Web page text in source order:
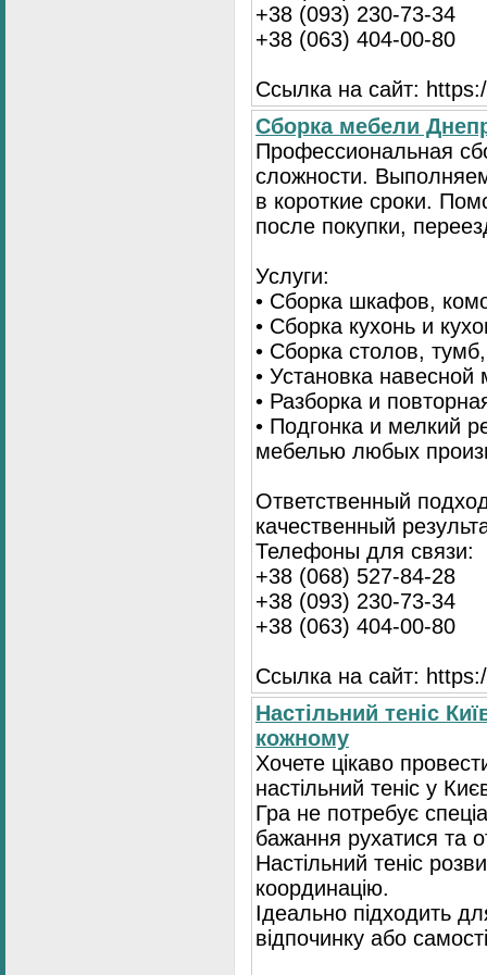
+38 (093) 230-73-34
+38 (063) 404-00-80
Ссылка на сайт:
Сборка мебели
Профессиональная
сложности.
в короткие сроки.
после покупки,
Услуги:
• Сборка шкафов,
• Сборка кухонь и
• Сборка столов,
• Установка
• Разборка и
• Подгонка и мелкий
мебелью любых
Ответственный
качественный
Телефоны для связи:
+38 (068) 527-84-28
+38 (093) 230-73-34
+38 (063) 404-00-80
Ссылка на сайт:
Настільний теніс
кожному
Хочете цікаво
настільний теніс у
Гра не потребує
бажання рухатися та
Настільний теніс
координацію.
Ідеально підходить
відпочинку або